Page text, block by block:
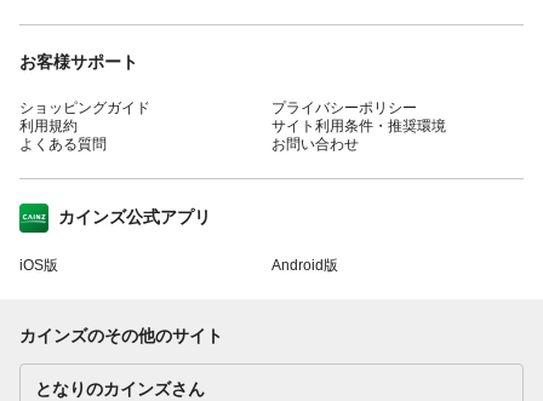
お客様サポート
ショッピングガイド
利用規約
よくある質問
プライバシーポリシー
サイト利用条件・推奨環境
お問い合わせ
カインズ公式アプリ
iOS版 Android版
カインズのその他のサイト
となりのカインズさん